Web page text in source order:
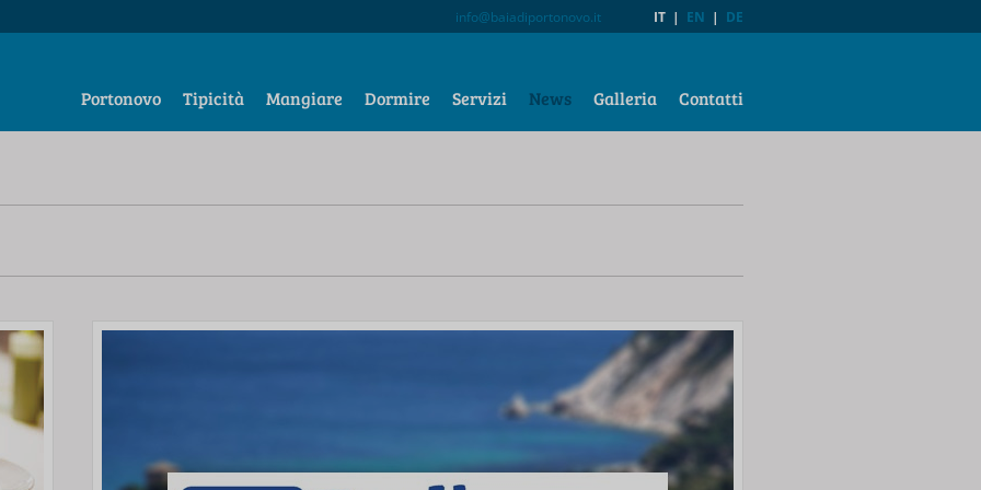
info@baiadiportonovo.it IT | EN | DE
Portonovo Tipicità Mangiare Dormire Servizi News Galleria Contatti